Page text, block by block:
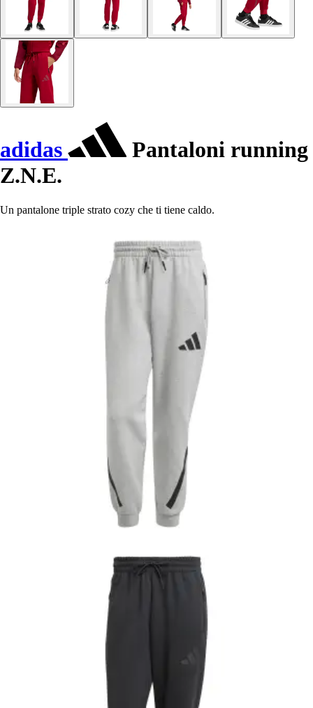
adidas
Pantaloni running
Z.N.E.
Un pantalone triple strato cozy che ti tiene caldo.